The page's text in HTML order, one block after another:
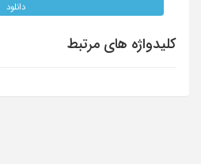
دانلود
کلیدواژه های مرتبط